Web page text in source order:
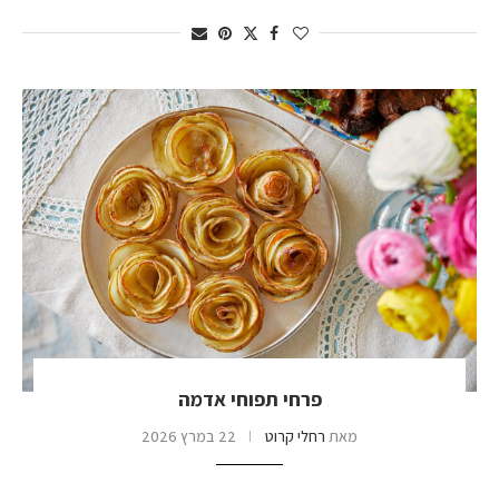
פרחי תפוחי אדמה
מאת רחלי קרוט 22 במרץ 2026